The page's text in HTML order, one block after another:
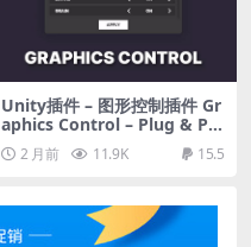
Unity插件 – 图形控制插件 Gr
aphics Control – Plug & Pla
y Graphics Settings Menu a
nd Options UI
2 月前 11.9K 15.5